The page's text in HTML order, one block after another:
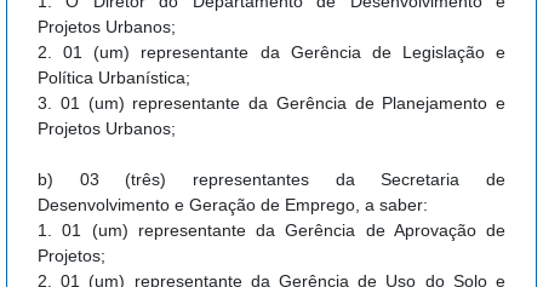
Projetos Urbanos;
2. 01 (um) representante da Gerência de Legislação e
Política Urbanística;
3. 01 (um) representante da Gerência de Planejamento e
Projetos Urbanos;
b) 03 (três) representantes da Secretaria de
Desenvolvimento e Geração de Emprego, a saber:
1. 01 (um) representante da Gerência de Aprovação de
Projetos;
2. 01 (um) representante da Gerência de Uso do Solo e